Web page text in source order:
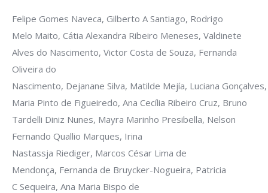
Felipe Gomes Naveca, Gilberto A Santiago, Rodrigo
Melo Maito, Cátia Alexandra Ribeiro Meneses, Valdinete
Alves do Nascimento, Victor Costa de Souza, Fernanda
Oliveira do
Nascimento, Dejanane Silva, Matilde Mejía, Luciana
Maria Pinto de Figueiredo, Ana Cecília Ribeiro Cruz, Bruno
Tardelli Diniz Nunes, Mayra Marinho Presibella, Nelson
Fernando Quallio Marques, Irina
Nastassja Riediger, Marcos César Lima de
Mendonça, Fernanda de Bruycker-Nogueira, Patricia
C Sequeira, Ana Maria Bispo de